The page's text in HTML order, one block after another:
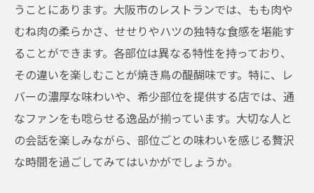
うことにあります。大阪市のレストランでは、もも肉や
むね肉の柔らかさ、せせりやハツの独特な食感を堪能す
ることができます。各部位は異なる特性を持っており、
その違いを楽しむことが焼き鳥の醍醐味です。特に、レ
バーの濃厚な味わいや、希少部位を提供する店では、通
なファンをも唸らせる逸品が揃っています。大切な人と
の会話を楽しみながら、部位ごとの味わいを感じる贅沢
な時間を過ごしてみてはいかがでしょうか。